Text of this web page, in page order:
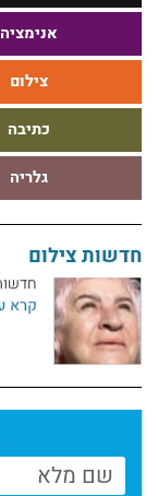
אנימציה
צילום
כתיבה
גלריה
חדשות צילום
קרא
קרא
קרא
קרא
חדשות המחלקה
קרא עוד >